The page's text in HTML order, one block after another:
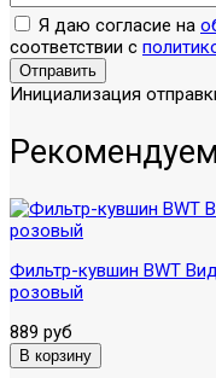
Я даю согласие на
соответствии с
Отправить
Инициализация
Фильтр-кувшин BWT
розовый
889 руб